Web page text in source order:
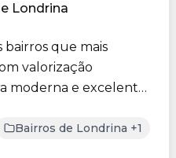
Londrina
bairros que mais
valorização
moderna e excelente
Bairros de Londrina +1